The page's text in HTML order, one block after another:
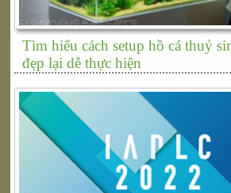
Tìm hiểu cách setup hồ cá thuỷ
đẹp lại dễ thực hiện